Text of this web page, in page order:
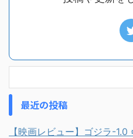
最近の投稿
【映画レビュー】ゴジラ-1.0